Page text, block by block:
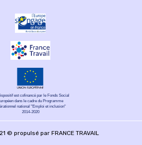
est cofinancé par le Fonds Social
dans le cadre du Programme
national "Emploi et inclusion"
2014-2020
© propulsé par FRANCE TRAVAIL